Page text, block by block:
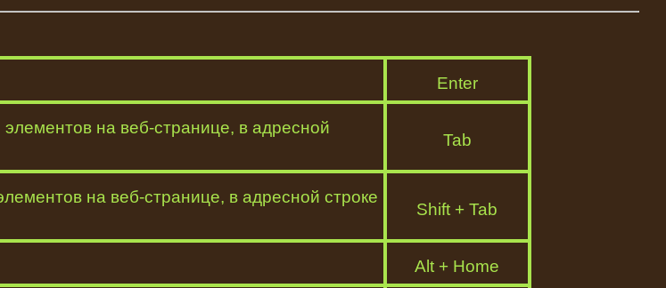
Enter
на веб-странице, в адресной
Tab
на веб-странице, в адресной строке
Shift + Tab
Alt + Home